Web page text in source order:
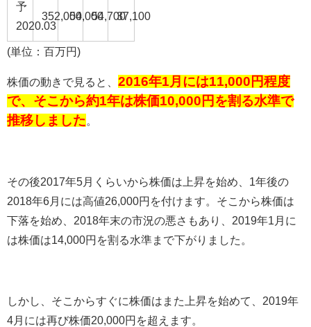
予
2020.03
352,00054,00054,70037,100
(単位：百万円)
株価の動きで見ると、 2016年1月には11,000円程度
で、そこから約1年は株価10,000円を割る水準で
推移しました。
その後2017年5月くらいから株価は上昇を始め、 1年後の
2018年6月には高値26,000円を付けます。そこから株価は
下落を始め、 2018年末の市況の悪さもあり、 2019年1 月に
は株価は14,000円を割る水準まで下がりました。
しかし、そこからすぐに株価はまた上昇を始めて、 2019年
4月には再び株価20,000円を超えます。